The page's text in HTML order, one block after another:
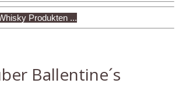
Produkten ...
Ballentine´s